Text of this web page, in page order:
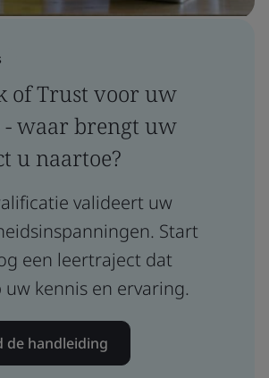
of Trust voor uw
- waar brengt uw
u naartoe?
valideert uw
Start
een leertraject dat
kennis en ervaring.
de handleiding